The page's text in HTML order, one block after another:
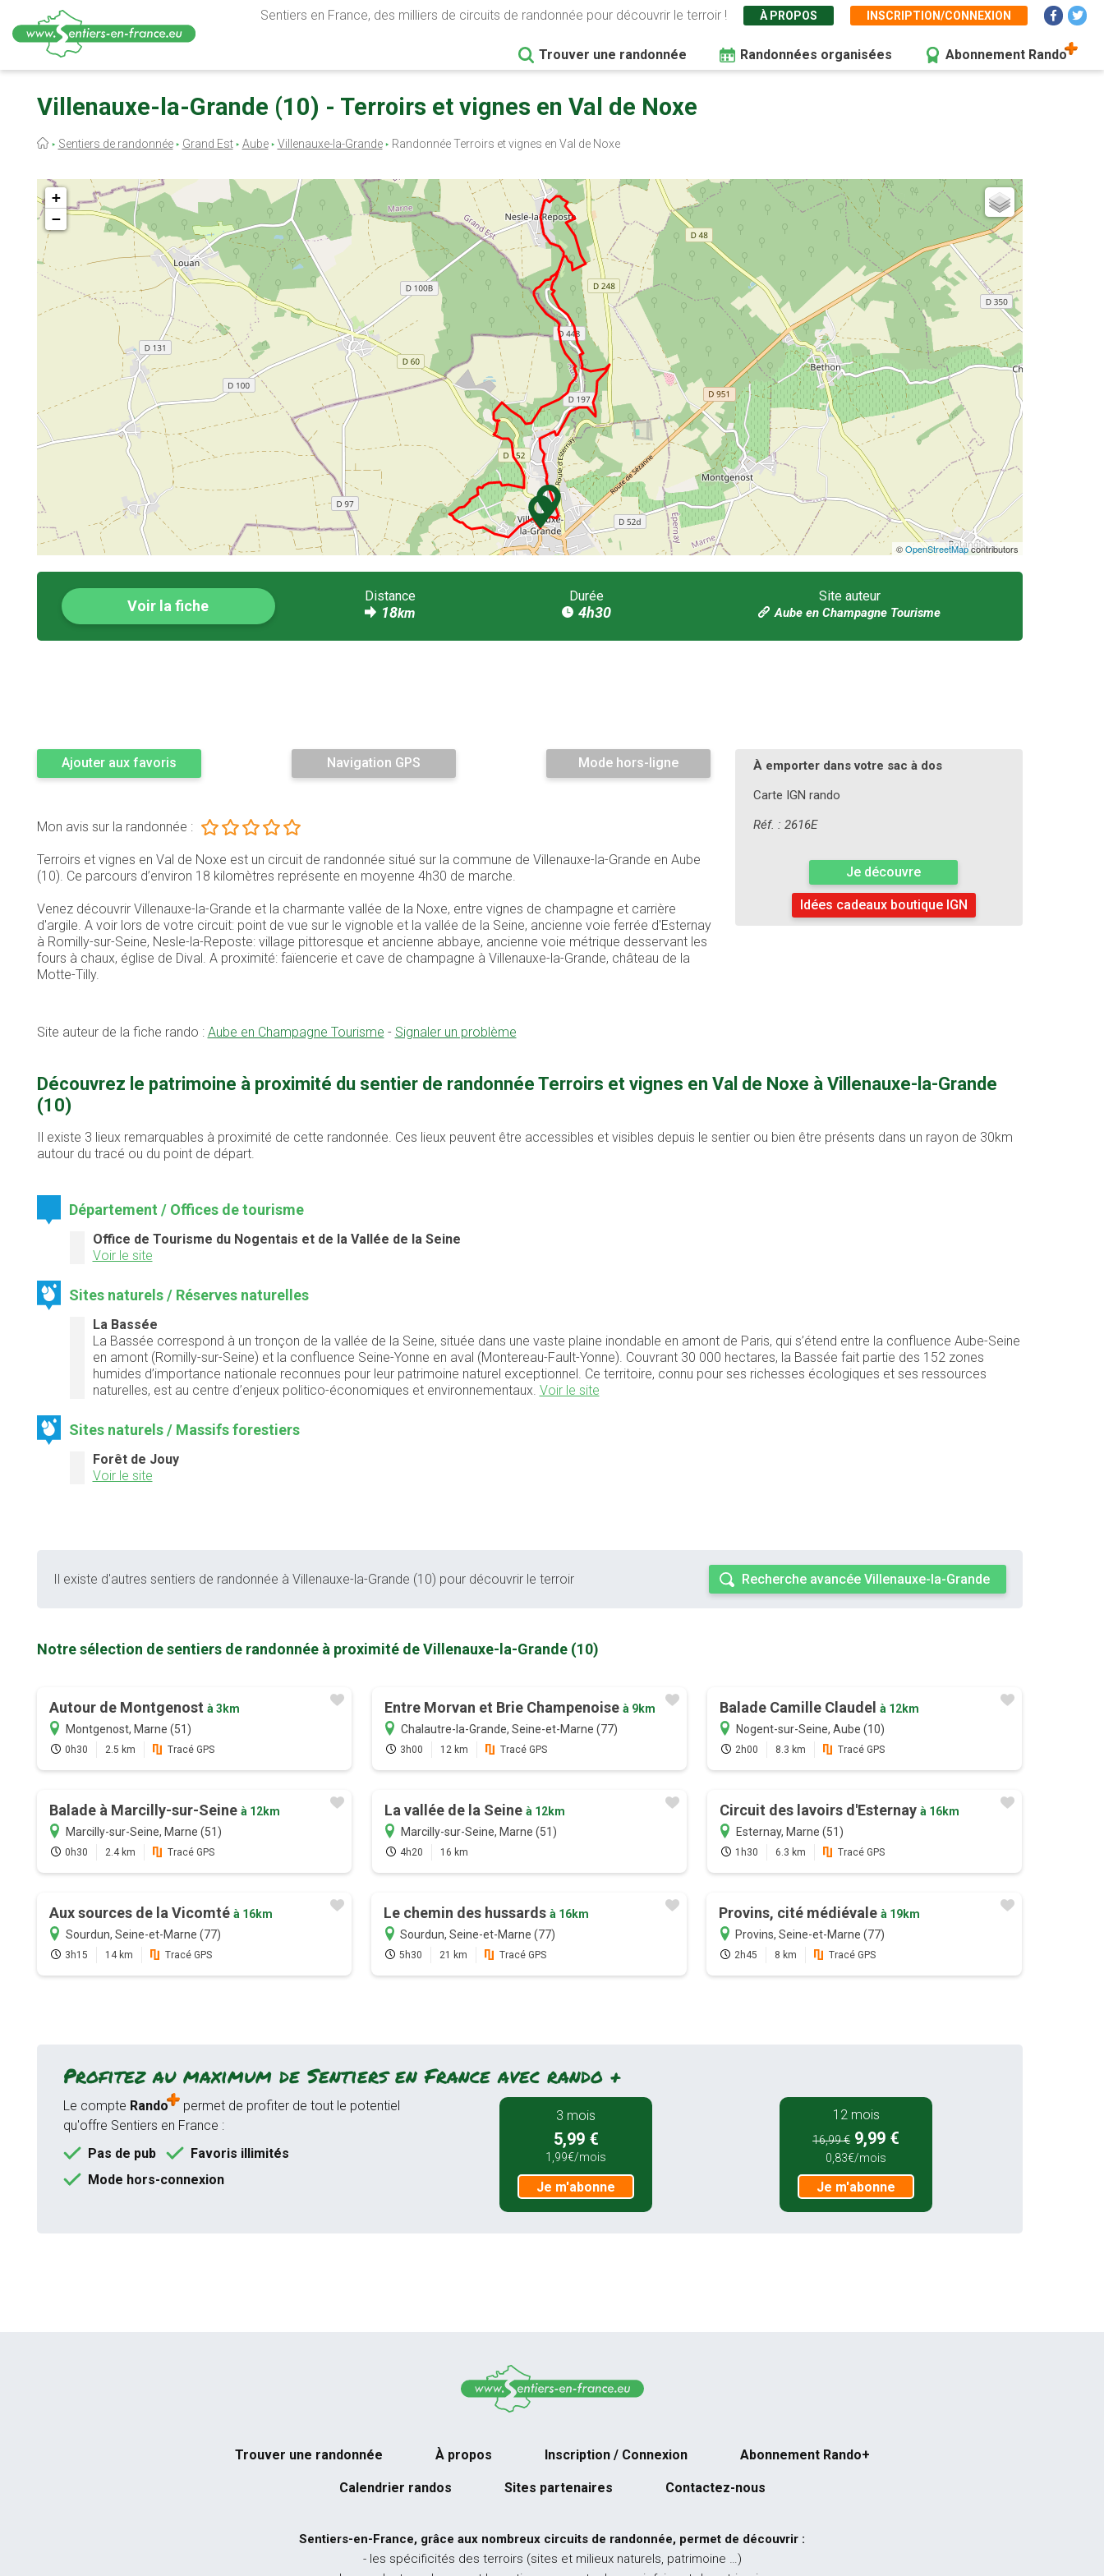
contenu
Sentiers en France, des milliers de circuits de randonnée pour découvrir le terroir ! À PROPOS INSCRIPTION/CONNEXION
Trouver une randonnée Randonnées organisées Abonnement Rando
Villenauxe-la-Grande (10) - Terroirs et vignes en Val de Noxe
Fil
Sentiers de randonnée Grand Est Aube Villenauxe-la-Grande Randonnée Terroirs et vignes en Val de Noxe
+
−
©OpenStreetMapcontributors
Voir la fiche
Distance
18km
Durée
4h30
Site auteur
Aube en Champagne Tourisme
Ajouter aux favoris Navigation GPS Mode hors-ligne
Mon avis sur la randonnée :
Terroirs et vignes en Val de Noxe est un circuit de randonnée situé sur la commune de Villenauxe-la-Grande en Aube
(10). Ce parcours d’environ 18 kilomètres représente en moyenne 4h30 de marche.
Venez découvrir Villenauxe-la-Grande et la charmante vallée de la Noxe, entre vignes de champagne et carrière
d'argile. A voir lors de votre circuit: point de vue sur le vignoble et la vallée de la Seine, ancienne voie ferrée d'Esternay
à Romilly-sur-Seine, Nesle-la-Reposte: village pittoresque et ancienne abbaye, ancienne voie métrique desservant les
fours à chaux, église de Dival. A proximité: faïencerie et cave de champagne à Villenauxe-la-Grande, château de la
Motte-Tilly.
Site auteur de la fiche rando : Aube en Champagne Tourisme - Signaler un problème
À emporter dans votre sac à dos
Carte IGN rando
Réf. : 2616E
Je découvre
Idées cadeaux boutique IGN
Découvrez le patrimoine à proximité du sentier de randonnée Terroirs et vignes en Val de Noxe à Villenauxe-la-Grande
(10)
Il existe 3 lieux remarquables à proximité de cette randonnée. Ces lieux peuvent être accessibles et visibles depuis le sentier ou bien être présents dans un rayon de 30km
autour du tracé ou du point de départ.
Département / Offices de tourisme
Office de Tourisme du Nogentais et de la Vallée de la Seine
Voir le site
Sites naturels / Réserves naturelles
La Bassée
La Bassée correspond à un tronçon de la vallée de la Seine, située dans une vaste plaine inondable en amont de Paris, qui s’étend entre la confluence Aube-Seine
en amont (Romilly-sur-Seine) et la confluence Seine-Yonne en aval (Montereau-Fault-Yonne). Couvrant 30 000 hectares, la Bassée fait partie des 152 zones
humides d’importance nationale reconnues pour leur patrimoine naturel exceptionnel. Ce territoire, connu pour ses richesses écologiques et ses ressources
naturelles, est au centre d’enjeux politico-économiques et environnementaux. Voir le site
Sites naturels / Massifs forestiers
Forêt de Jouy
Voir le site
Il existe d'autres sentiers de randonnée à Villenauxe-la-Grande (10) pour découvrir le terroir Recherche avancée Villenauxe-la-Grande
Notre sélection de sentiers de randonnée à proximité de Villenauxe-la-Grande (10)
Autour de Montgenost à 3km
Montgenost, Marne (51)
0h30 2.5 km Tracé GPS
Entre Morvan et Brie Champenoise à 9km
Chalautre-la-Grande, Seine-et-Marne (77)
3h00 12 km Tracé GPS
Balade Camille Claudel à 12km
Nogent-sur-Seine, Aube (10)
2h00 8.3 km Tracé GPS
Balade à Marcilly-sur-Seine à 12km
Marcilly-sur-Seine, Marne (51)
0h30 2.4 km Tracé GPS
La vallée de la Seine à 12km
Marcilly-sur-Seine, Marne (51)
4h20 16 km
Circuit des lavoirs d'Esternay à 16km
Esternay, Marne (51)
1h30 6.3 km Tracé GPS
Aux sources de la Vicomté à 16km
Sourdun, Seine-et-Marne (77)
3h15 14 km Tracé GPS
Le chemin des hussardsà 16km
Sourdun, Seine-et-Marne (77)
5h30 21 km Tracé GPS
Provins, cité médiévaleà 19km
Provins, Seine-et-Marne (77)
2h45 8 km Tracé GPS
Profitez au maximum de Sentiers en France avec rando +
Le compte Rando
permet de profiter de tout le potentiel
qu'offre Sentiers en France :
Pas de pub
Favoris illimités
Mode hors-connexion
3 mois
5,99 €
1,99€/mois
Je m'abonne
12 mois
16,99 € 9,99 €
0,83€/mois
Je m'abonne
Trouver une randonnée À propos Inscription / Connexion Abonnement Rando+
Calendrier randos Sites partenaires Contactez-nous
Sentiers-en-France, grâce aux nombreux circuits de randonnée, permet de découvrir :
- les spécificités des terroirs (sites et milieux naturels, patrimoine …)